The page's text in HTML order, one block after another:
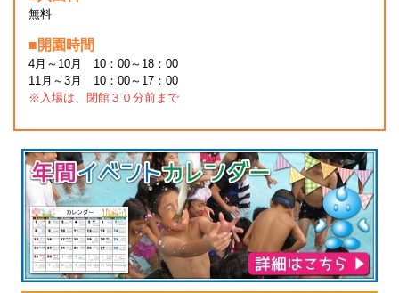
無料
■開園時間
4月～10月 10：00～18：00
11月～3月 10：00～17：00
※入場は、閉館３０分前まで